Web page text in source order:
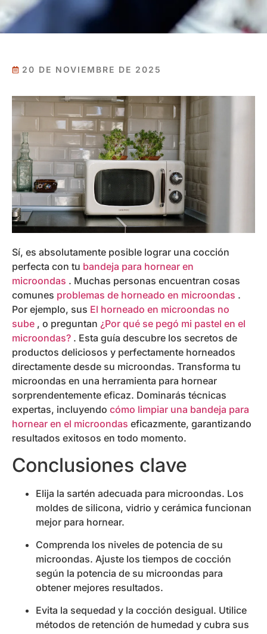
20 DE NOVIEMBRE DE 2025
Sí, es absolutamente posible lograr una cocción
perfecta con tu bandeja para hornear en
microondas . Muchas personas encuentran cosas
comunes problemas de horneado en microondas .
Por ejemplo, sus El horneado en microondas no
sube , o preguntan ¿Por qué se pegó mi pastel en el
microondas? . Esta guía descubre los secretos de
productos deliciosos y perfectamente horneados
directamente desde su microondas. Transforma tu
microondas en una herramienta para hornear
sorprendentemente eficaz. Dominarás técnicas
expertas, incluyendo cómo limpiar una bandeja para
hornear en el microondas eficazmente, garantizando
resultados exitosos en todo momento.
Conclusiones clave
Elija la sartén adecuada para microondas. Los
moldes de silicona, vidrio y cerámica funcionan
mejor para hornear.
Comprenda los niveles de potencia de su
microondas. Ajuste los tiempos de cocción
según la potencia de su microondas para
obtener mejores resultados.
Evita la sequedad y la cocción desigual. Utilice
métodos de retención de humedad y cubra sus